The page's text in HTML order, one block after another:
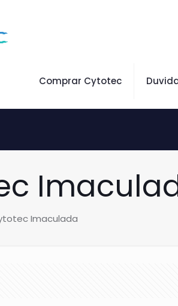
Comprar Cytotec
Imaculada